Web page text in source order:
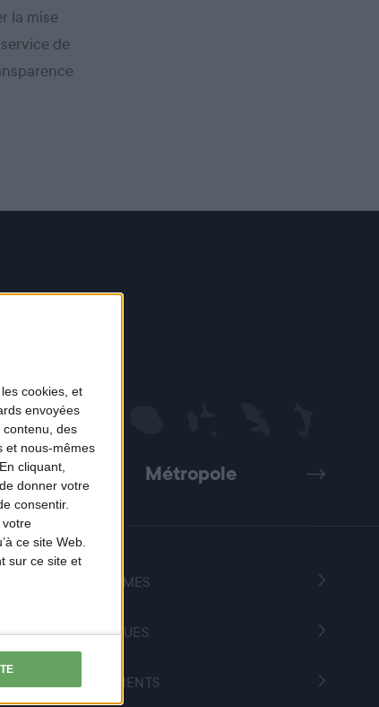
cookies, et
envoyées
des
et nous-mêmes
cliquant,
donner votre
consentir.
votre
ce site Web.
sur ce site et
la mise
de
Précédent Métropole Suivant
PROGRAMMES
THÉMATIQUES
DÉPARTEMENTS